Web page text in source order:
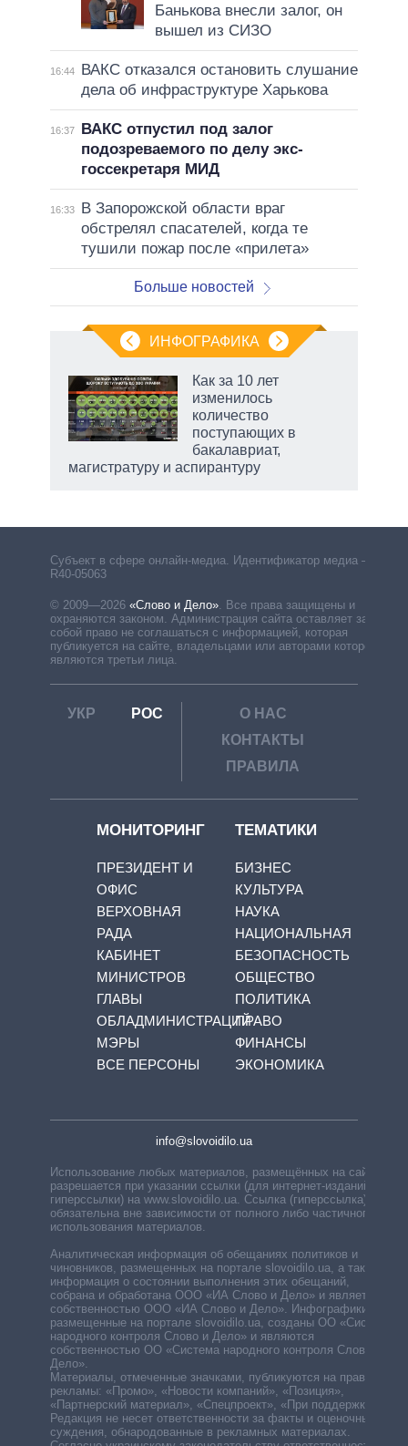
Банькова внесли залог, он
вышел из СИЗО
16:44
ВАКС отказался остановить слушание
дела об инфраструктуре Харькова
16:37
ВАКС отпустил под залог
подозреваемого по делу экс-
госсекретаря МИД
16:33
В Запорожской области враг
обстрелял спасателей, когда те
тушили пожар после «прилета»
Больше новостей
ИНФОГРАФИКА
Как за 10 лет
изменилось
количество
поступающих в
бакалавриат,
магистратуру и аспирантуру
Субъект в сфере онлайн-медиа. Идентификатор медиа –
R40-05063
© 2009—2026 «Слово и Дело»
Все права защищены и
охраняются законом. Администрация сайта оставляет за
собой право не соглашаться с информацией, которая
публикуется на сайте, владельцами или авторами которой
являются третьи лица.
УКР РОС
О НАС
КОНТАКТЫ
ПРАВИЛА
МОНИТОРИНГ
ПРЕЗИДЕНТ И
ОФИС
ВЕРХОВНАЯ
РАДА
КАБИНЕТ
МИНИСТРОВ
ГЛАВЫ
ОБЛАДМИНИСТРАЦИЙ
МЭРЫ
ВСЕ ПЕРСОНЫ
ТЕМАТИКИ
БИЗНЕС
КУЛЬТУРА
НАУКА
НАЦИОНАЛЬНАЯ
БЕЗОПАСНОСТЬ
ОБЩЕСТВО
ПОЛИТИКА
ПРАВО
ФИНАНСЫ
ЭКОНОМИКА
info@slovoidilo.ua
Использование любых материалов, размещённых на сайте,
разрешается при указании ссылки (для интернет-изданий —
гиперссылки) на www.slovoidilo.ua. Ссылка (гиперссылка)
обязательна вне зависимости от полного либо частичного
использования материалов.
Аналитическая информация об обещаниях политиков и
чиновников, размещенных на портале slovoidilo.ua, а также
информация о состоянии выполнения этих обещаний,
собрана и обработана ООО «ИА Слово и Дело» и является
собственностью ООО «ИА Слово и Дело». Инфографики,
размещенные на портале slovoidilo.ua, созданы ОО «Система
народного контроля Слово и Дело» и являются
собственностью ОО «Система народного контроля Слово и
Дело».
Материалы, отмеченные значками, публикуются на правах
рекламы: «Промо», «Новости компаний», «Позиция»,
«Партнерский материал», «Спецпроект», «При поддержке».
Редакция не несет ответственности за факты и оценочные
суждения, обнародованные в рекламных материалах.